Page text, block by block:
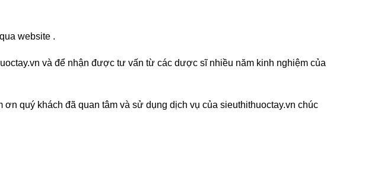
website .
và để nhận được tư vấn từ các dược sĩ nhiều năm kinh nghiệm của
quý khách đã quan tâm và sử dụng dịch vụ của sieuthithuoctay.vn chúc